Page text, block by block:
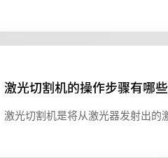
激光切割机的操作步骤有哪些